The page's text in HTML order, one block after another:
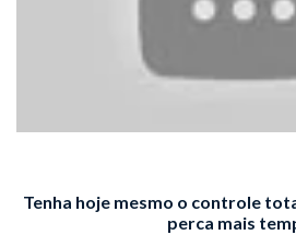
Tenha hoje mesmo o controle
perca mais